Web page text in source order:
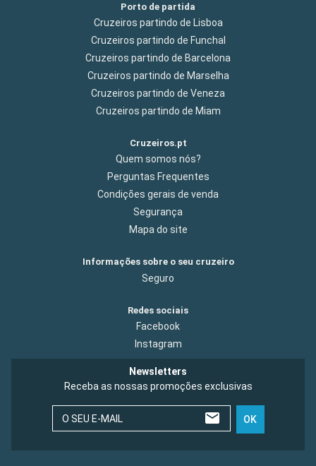
Porto de partida
Cruzeiros partindo de Lisboa
Cruzeiros partindo de Funchal
Cruzeiros partindo de Barcelona
Cruzeiros partindo de Marselha
Cruzeiros partindo de Veneza
Cruzeiros partindo de Miam
Cruzeiros.pt
Quem somos nós?
Perguntas Frequentes
Condições gerais de venda
Segurança
Mapa do site
Informações sobre o seu cruzeiro
Seguro
Redes sociais
Facebook
Instagram
Newsletters
Receba as nossas promoções exclusivas
O SEU E-MAIL OK